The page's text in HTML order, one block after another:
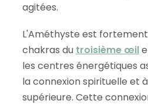
agitées.
L'Améthyste est
chakras du troisième œil
les centres énergétiques
la connexion spirituelle et
supérieure. Cette